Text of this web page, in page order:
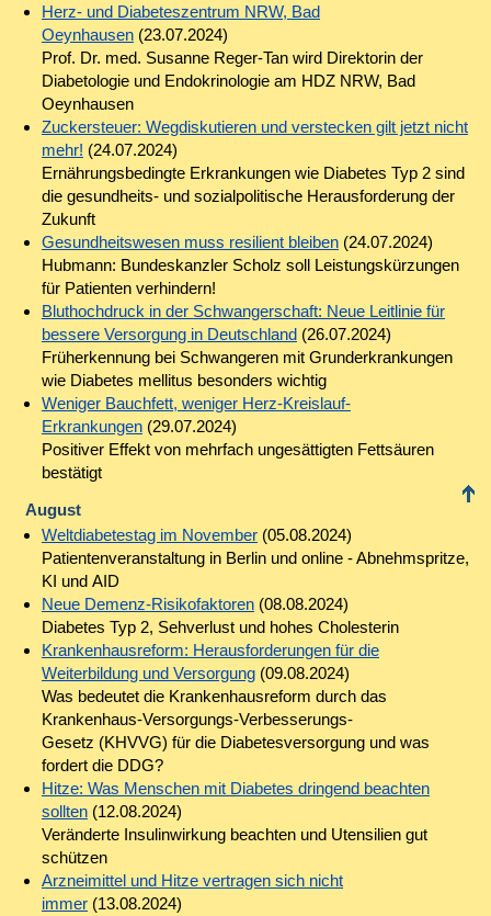
Herz- und Diabeteszentrum NRW, Bad
Oeynhausen(23.07.2024)
Prof. Dr. med. Susanne Reger-Tan wird Direktorin der
Diabetologie und Endokrinologie am HDZ NRW, Bad
Oeynhausen
Zuckersteuer: Wegdiskutieren und verstecken gilt jetzt nicht
mehr! (24.07.2024)
Ernährungsbedingte Erkrankungen wie Diabetes Typ 2 sind
die gesundheits- und sozialpolitische Herausforderung der
Zukunft
Gesundheitswesen muss resilient bleiben(24.07.2024)
Hubmann: Bundeskanzler Scholz soll Leistungskürzungen
für Patienten verhindern!
Bluthochdruck in der Schwangerschaft: Neue Leitlinie für
bessere Versorgung in Deutschland(26.07.2024)
Früherkennung bei Schwangeren mit Grunderkrankungen
wie Diabetes mellitus besonders wichtig
Weniger Bauchfett, weniger Herz-Kreislauf-
Erkrankungen(29.07.2024)
Positiver Effekt von mehrfach ungesättigten Fettsäuren
bestätigt
August
Weltdiabetestag im November(05.08.2024)
Patientenveranstaltung in Berlin und online - Abnehmspritze,
KI und AID
Neue Demenz-Risikofaktoren(08.08.2024)
Diabetes Typ 2, Sehverlust und hohes Cholesterin
Krankenhausreform: Herausforderungen für die
Weiterbildung und Versorgung(09.08.2024)
Was bedeutet die Krankenhausreform durch das
Krankenhaus-Versorgungs-Verbesserungs-
Gesetz (KHVVG) für die Diabetesversorgung und was
fordert die DDG?
Hitze: Was Menschen mit Diabetes dringend beachten
sollten(12.08.2024)
Veränderte Insulinwirkung beachten und Utensilien gut
schützen
Arzneimittel und Hitze vertragen sich nicht
immer(13.08.2024)